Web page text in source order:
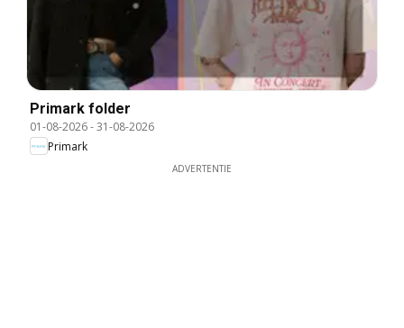
Primark folder
01-08-2026-31-08-2026
Primark
ADVERTENTIE